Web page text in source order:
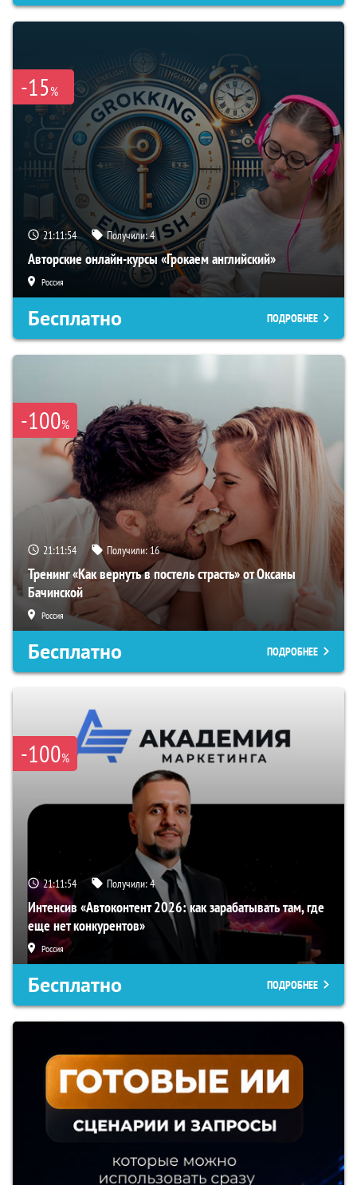
-15%
21:11:54 Получили:4
Авторские онлайн-курсы «Грокаем английский»
Россия
Бесплатно ПОДРОБНЕЕ
-100%
21:11:54 Получили:16
Тренинг «Как вернуть в постель страсть» от Оксаны
Бачинской
Россия
Бесплатно ПОДРОБНЕЕ
-100%
21:11:54 Получили:4
Интенсив «Автоконтент 2026: как зарабатывать там, где
еще нет конкурентов»
Россия
Бесплатно ПОДРОБНЕЕ